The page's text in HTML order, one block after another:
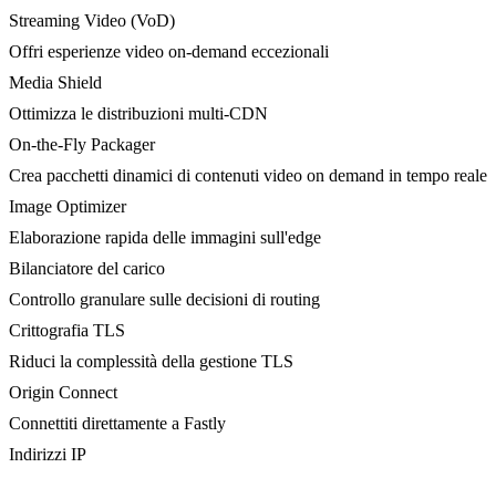
Streaming Video (VoD)
Offri esperienze video on-demand eccezionali
Media Shield
Ottimizza le distribuzioni multi-CDN
On-the-Fly Packager
Crea pacchetti dinamici di contenuti video on demand in tempo reale
Image Optimizer
Elaborazione rapida delle immagini sull'edge
Bilanciatore del carico
Controllo granulare sulle decisioni di routing
Crittografia TLS
Riduci la complessità della gestione TLS
Origin Connect
Connettiti direttamente a Fastly
Indirizzi IP